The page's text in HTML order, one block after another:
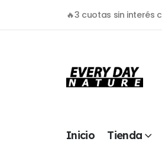
🔥3 cuotas sin interés
Inicio Tienda